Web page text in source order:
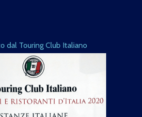
dal Touring Club Italiano